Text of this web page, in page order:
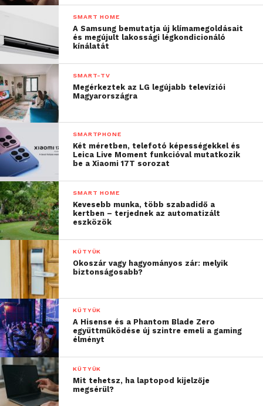
SMART HOME
A Samsung bemutatja új klímamegoldásait
és megújult lakossági légkondicionáló
kínálatát
SMART-TV
Megérkeztek az LG legújabb televíziói
Magyarországra
SMARTPHONE
Két méretben, telefotó képességekkel és
Leica Live Moment funkcióval mutatkozik
be a Xiaomi 17T sorozat
SMART HOME
Kevesebb munka, több szabadidő a
kertben – terjednek az automatizált
eszközök
KÜTYÜK
Okoszár vagy hagyományos zár: melyik
biztonságosabb?
KÜTYÜK
A Hisense és a Phantom Blade Zero
együttműködése új szintre emeli a gaming
élményt
KÜTYÜK
Mit tehetsz, ha laptopod kijelzője
megsérül?